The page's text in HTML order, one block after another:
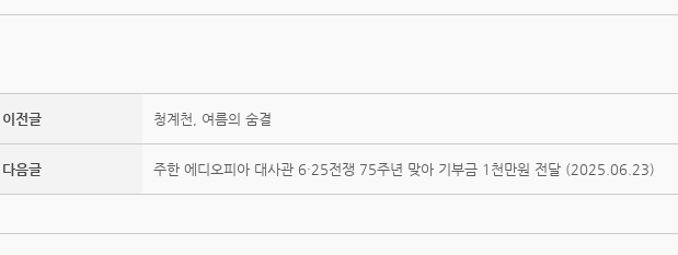
이전글 청계천, 여름의 숨결
다음글 주한 에디오피아 대사관 6·25전쟁 75주년 맞아 기부금 1천만원 전달 (2025.06.23)